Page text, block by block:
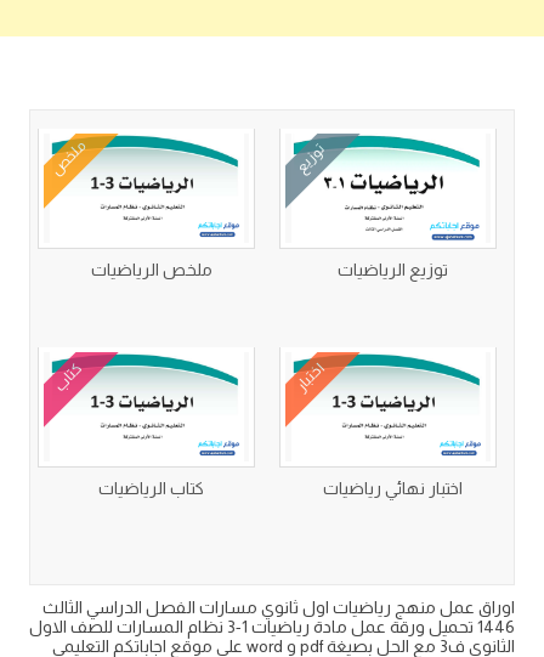
توزيع
توزيع الرياضيات
ملخص
ملخص الرياضيات
اختبار
اختبار نهائي رياضيات
كتاب
كتاب الرياضيات
اوراق عمل منهج رياضيات اول ثانوي مسارات الفصل الدراسي الثالث
1446 تحميل ورقة عمل مادة رياضيات 1-3 نظام المسارات للصف الاول
الثانوي ف3 مع الحل بصيغة pdf و word على موقع اجاباتكم التعليمي